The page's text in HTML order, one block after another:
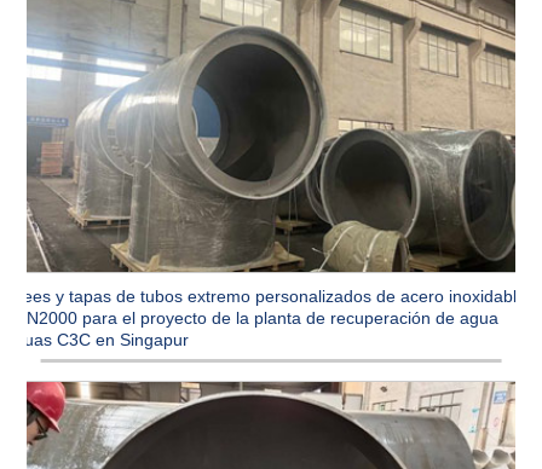
Tees y tapas de tubos extremo personalizados de acero inoxidable
DN2000 para el proyecto de la planta de recuperación de agua
Tuas C3C en Singapur